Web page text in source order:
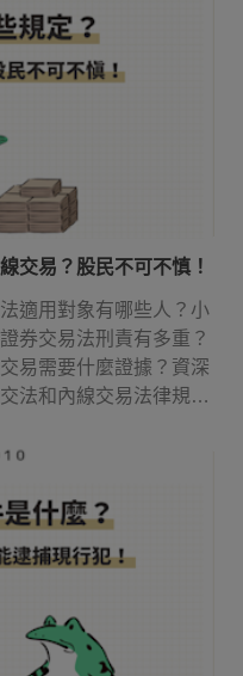
交易？股民不可不慎！
適用對象有哪些人？小
券交易法刑責有多重？
易需要什麼證據？資深
法和內線交易法律規